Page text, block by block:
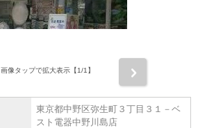
画像タップで拡大表示【1/1】
東京都中野区弥生町３丁目３１－ベ
スト電器中野川島店